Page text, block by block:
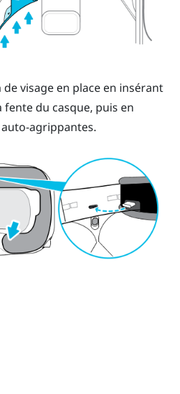
visage en place en insérant
du casque, puis en
agrippantes.